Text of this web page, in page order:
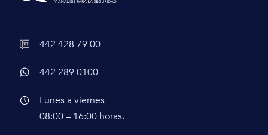
442 428 79 00
442 289 0100
Lunes a viernes
08:00 – 16:00 horas.